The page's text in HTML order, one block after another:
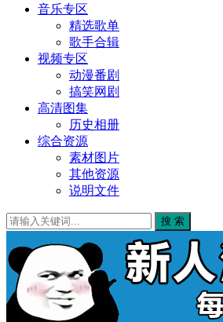
音乐专区
精选歌单
歌手合辑
视频专区
动漫番剧
搞笑网剧
高清图集
历史相册
综合资源
素材图片
其他资源
说明文件
搜 索